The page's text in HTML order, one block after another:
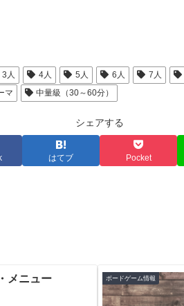
3人 4人 5人 6人 7人
マ 中量級（30～60分）
シェアする
はてブ Pocket
メニュー ボードゲーム情報